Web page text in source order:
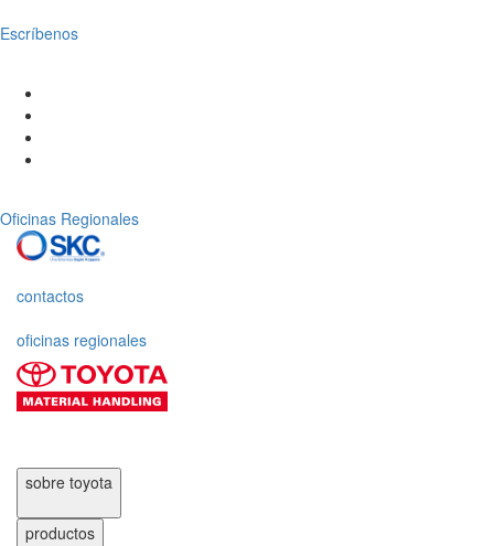
Escríbenos
Oficinas Regionales
contactos
oficinas regionales
sobre toyota
productos